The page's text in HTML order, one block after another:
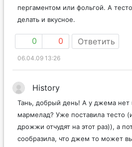
пергаментом или фольгой. А
делать и вкусное.
0 0 Ответить
06.04.09 13:26
History
Тань, добрый день! А у джема нет
мармелад? Уже поставила тесто
дрожжи отчудят на этот раз)), а
сообразила, что джем то может